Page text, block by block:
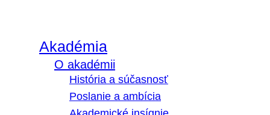
Akadémia
O akadémii
História a súčasnosť
Poslanie a ambícia